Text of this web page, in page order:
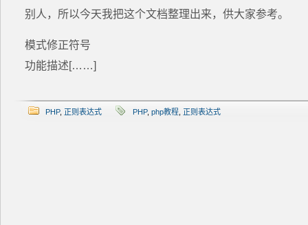
别人，所以今天我把这个文档整理出来，供大家参考。
模式修正符号
功能描述[……]
PHP, 正则表达式 PHP, php教程 正则表达式